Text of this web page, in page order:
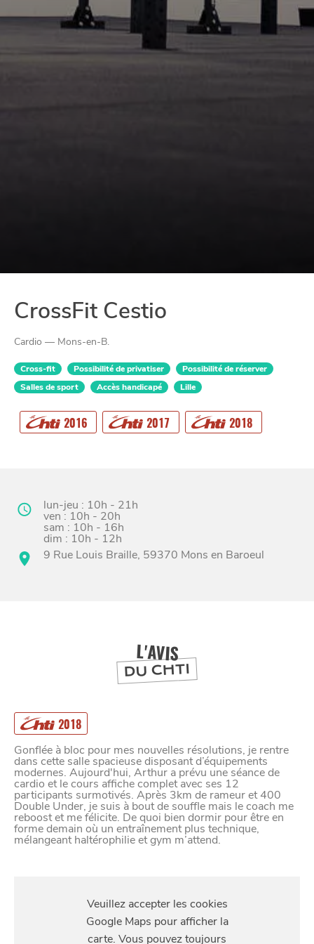
CrossFit Cestio
Cardio — Mons-en-B.
Cross-fit Possibilité de privatiser
Possibilité de réserver
Salles de sport
Accès handicapé Lille
2016 2017 2018
L'AVIS
DU CHTI
2018
Gonflée à bloc pour mes nouvelles résolutions, je rentre
dans cette salle spacieuse disposant d’équipements
modernes. Aujourd'hui, Arthur a prévu une séance de
cardio et le cours affiche complet avec ses 12
participants surmotivés. Après 3km de rameur et 400
Double Under, je suis à bout de souffle mais le coach me
reboost et me félicite. De quoi bien dormir pour être en
forme demain où un entraînement plus technique,
mélangeant haltérophilie et gym m’attend.
RENDRE
lun-jeu : 10h - 21h
ven : 10h - 20h
sam : 10h - 16h
dim : 10h - 12h
9 Rue Louis Braille, 59370 Mons en Baroeul
CHTITE
CANAILLE